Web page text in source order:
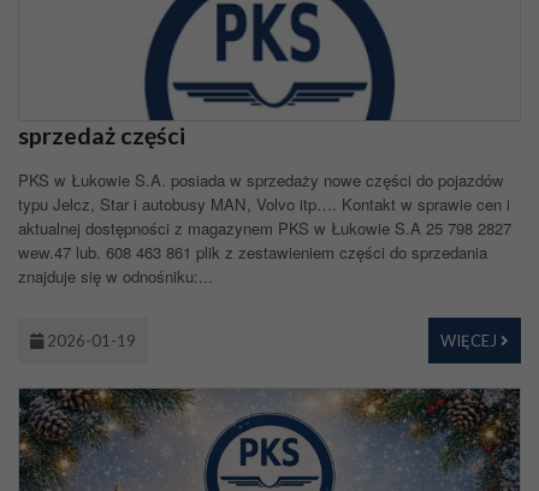
sprzedaż części
PKS w Łukowie S.A. posiada w sprzedaży nowe części do pojazdów
typu Jelcz, Star i autobusy MAN, Volvo itp…. Kontakt w sprawie cen i
aktualnej dostępności z magazynem PKS w Łukowie S.A 25 798 2827
wew.47 lub. 608 463 861 plik z zestawieniem części do sprzedania
znajduje się w odnośniku:...
2026-01-19 WIĘCEJ